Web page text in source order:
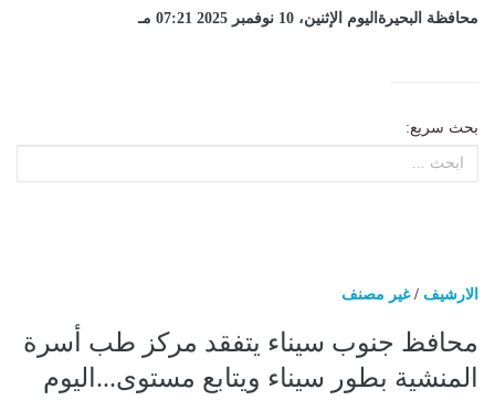
محافظة البحيرةاليوم الإثنين، 10 نوفمبر 2025 07:21 مـ
بحث سريع:
الارشيف /غير مصنف
محافظ جنوب سيناء يتفقد مركز طب أسرة
المنشية بطور سيناء ويتابع مستوى...اليوم